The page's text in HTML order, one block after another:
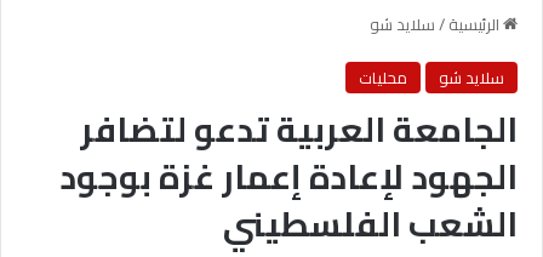
الرئيسية/سلايد شو
سلايد شو
محليات
الجامعة العربية تدعو لتضافر
الجهود لإعادة إعمار غزة بوجود
الشعب الفلسطيني